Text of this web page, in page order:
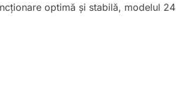
optimă și stabilă, modelul